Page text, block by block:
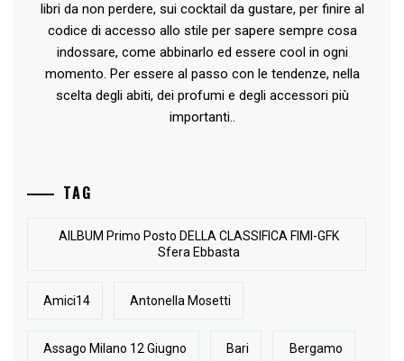
libri da non perdere, sui cocktail da gustare, per finire al
codice di accesso allo stile per sapere sempre cosa
indossare, come abbinarlo ed essere cool in ogni
momento. Per essere al passo con le tendenze, nella
scelta degli abiti, dei profumi e degli accessori più
importanti..
TAG
AlLBUM Primo Posto DELLA CLASSIFICA FIMI-GFK
Sfera Ebbasta
Amici14 Antonella Mosetti
Assago Milano 12 Giugno Bari Bergamo